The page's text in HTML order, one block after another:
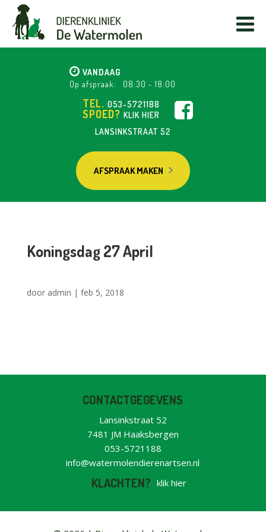
VANDAAG
Op afspraak:
08:30 -18:00
TEL. 053-5721188
SPOED? KLIK HIER
LANSINKSTRAAT 52
AFSPRAAK MAKEN
Koningsdag 27 April
door admin | feb 5, 2018
CONTACTGEGEVENS
Lansinkstraat 52
7481 JM Haaksbergen
053-5721188
info@watermolendierenartsen.nl
KLACHTEN? klik hier